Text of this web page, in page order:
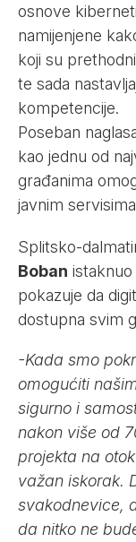
osnove
namijenjene
koji su
te sada
kompetencije.
Poseban
kao jednu od
građanima
javnim
Splitsko-
Boban
pokazuje da
dostupna svim
-Kada smo
omogućiti
sigurno i
nakon više od
projekta na
važan iskorak.
svakodnevice,
da nitko ne